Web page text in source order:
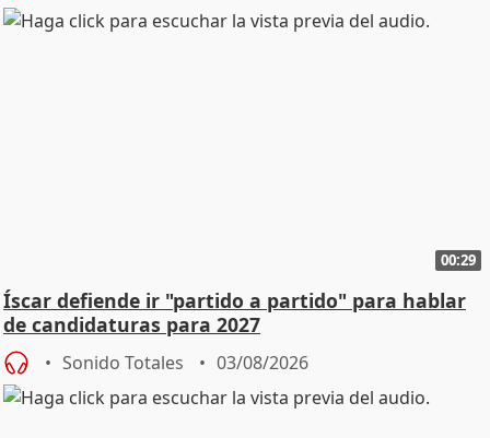
00:29
Íscar defiende ir "partido a partido" para hablar
de candidaturas para 2027
Sonido Totales 03/08/2026